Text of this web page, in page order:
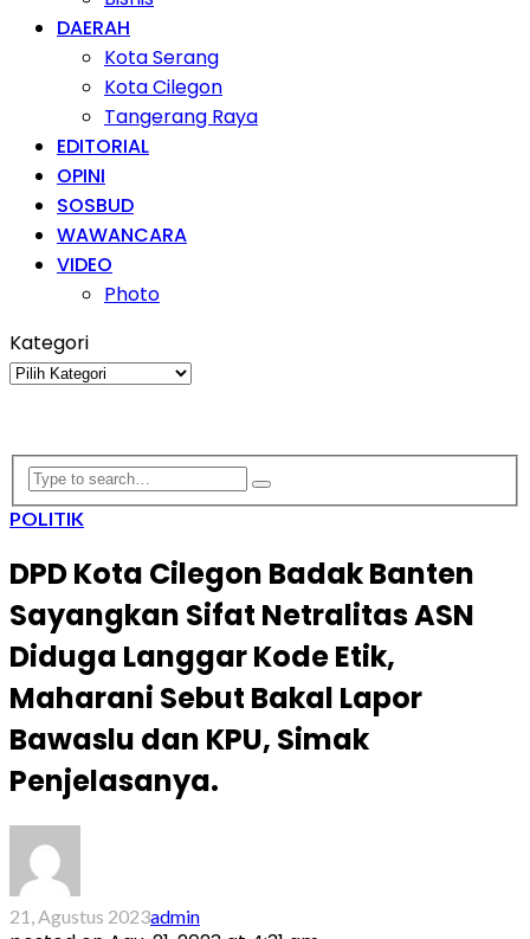
DAERAH
Kota Serang
Kota Cilegon
Tangerang Raya
EDITORIAL
OPINI
SOSBUD
WAWANCARA
VIDEO
Photo
Kategori
Kategori
POLITIK
DPD Kota Cilegon Badak Banten
Sayangkan Sifat Netralitas ASN
Diduga Langgar Kode Etik,
Maharani Sebut Bakal Lapor
Bawaslu dan KPU, Simak
Penjelasanya.
21, Agustus 2023admin